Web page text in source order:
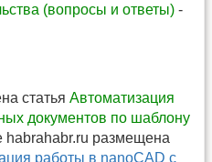
(вопросы и ответы) -
статья Автоматизация
документов по шаблону
habrahabr.ru размещена
работы в nanoCAD с